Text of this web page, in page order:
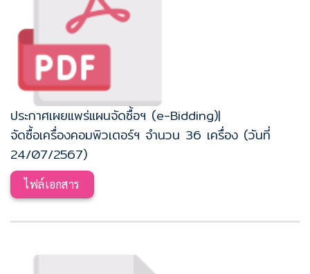
ประกาศเผยแพร่แผนจัดซื้อฯ (e-Bidding)|
จัดซื้อเครื่องคอมพิวเตอร์ฯ จำนวน 36 เครื่อง (วันที่
24/07/2567)
ไฟล์เอกสาร